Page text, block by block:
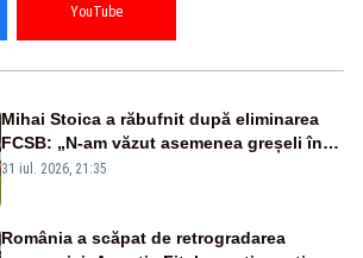
YouTube
Mihai Stoica a răbufnit după eliminarea
FCSB: „N-am văzut asemenea greșeli în
190 de meciuri europene”
31 iul. 2026, 21:35
România a scăpat de retrogradarea